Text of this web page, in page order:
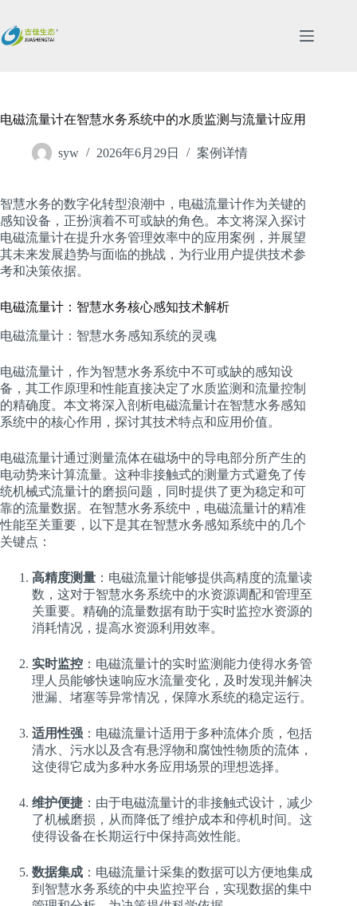
内
电磁流量计在智慧水务系统中的水质监测与流量计应用
syw 2026年6月29日 案例详情
智慧水务的数字化转型浪潮中，电磁流量计作为关键的
感知设备，正扮演着不可或缺的角色。本文将深入探讨
电磁流量计在提升水务管理效率中的应用案例，并展望
其未来发展趋势与面临的挑战，为行业用户提供技术参
考和决策依据。
电磁流量计：智慧水务核心感知技术解析
电磁流量计：智慧水务感知系统的灵魂
电磁流量计，作为智慧水务系统中不可或缺的感知设
备，其工作原理和性能直接决定了水质监测和流量控制
的精确度。本文将深入剖析电磁流量计在智慧水务感知
系统中的核心作用，探讨其技术特点和应用价值。
电磁流量计通过测量流体在磁场中的导电部分所产生的
电动势来计算流量。这种非接触式的测量方式避免了传
统机械式流量计的磨损问题，同时提供了更为稳定和可
靠的流量数据。在智慧水务系统中，电磁流量计的精准
性能至关重要，以下是其在智慧水务感知系统中的几个
关键点：
高精度测量 ：电磁流量计能够提供高精度的流量读
数，这对于智慧水务系统中的水资源调配和管理至
关重要。精确的流量数据有助于实时监控水资源的
消耗情况，提高水资源利用效率。
实时监控 ：电磁流量计的实时监测能力使得水务管
理人员能够快速响应水流量变化，及时发现并解决
泄漏、堵塞等异常情况，保障水系统的稳定运行。
适用性强 ：电磁流量计适用于多种流体介质，包括
清水、污水以及含有悬浮物和腐蚀性物质的流体，
这使得它成为多种水务应用场景的理想选择。
维护便捷 ：由于电磁流量计的非接触式设计，减少
了机械磨损，从而降低了维护成本和停机时间。这
使得设备在长期运行中保持高效性能。
数据集成 ：电磁流量计采集的数据可以方便地集成
到智慧水务系统的中央监控平台，实现数据的集中